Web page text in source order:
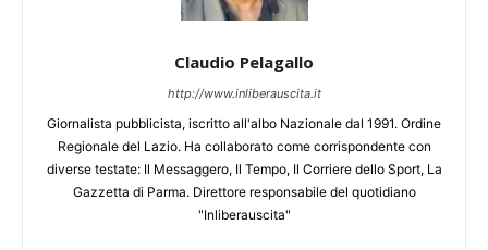
Claudio Pelagallo
http://www.inliberauscita.it
Giornalista pubblicista, iscritto all'albo Nazionale dal 1991. Ordine
Regionale del Lazio. Ha collaborato come corrispondente con
diverse testate: Il Messaggero, Il Tempo, Il Corriere dello Sport, La
Gazzetta di Parma. Direttore responsabile del quotidiano
"Inliberauscita"